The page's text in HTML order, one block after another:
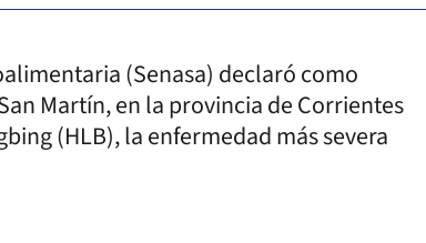
(Senasa) declaró como
Martín, en la provincia de Corrientes
(HLB), la enfermedad más severa